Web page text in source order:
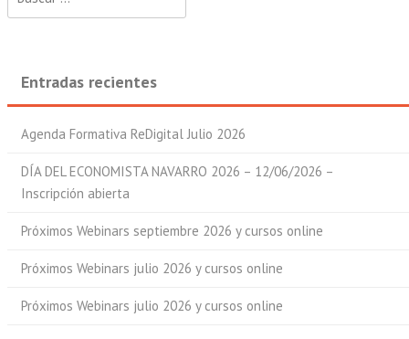
Entradas recientes
Agenda Formativa ReDigital Julio 2026
DÍA DEL ECONOMISTA NAVARRO 2026 – 12/06/2026 –
Inscripción abierta
Próximos Webinars septiembre 2026 y cursos online
Próximos Webinars julio 2026 y cursos online
Próximos Webinars julio 2026 y cursos online